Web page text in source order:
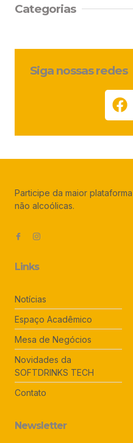
Categorias
Siga nossas redes
Participe da maior
não alcoólicas.
Links
Notícias
Espaço Acadêmico
Mesa de Negócios
Novidades da
SOFTDRINKS TECH
Contato
Newsletter